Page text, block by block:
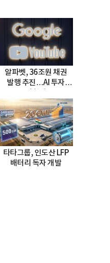
알파벳, 36조원 채권
발행 추진…AI 투자
타타그룹, 인도산 LFP
배터리 독자 개발